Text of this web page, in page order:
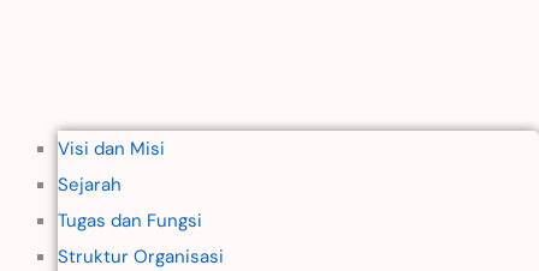
Visi dan Misi
Sejarah
Tugas dan Fungsi
Struktur Organisasi